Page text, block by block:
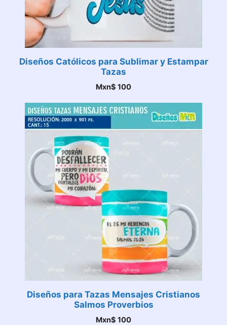
Diseños Católicos para Sublimar y Estampar
Tazas
Mxn$ 100
Diseños para Tazas Mensajes Cristianos
Salmos Proverbios
Mxn$ 100